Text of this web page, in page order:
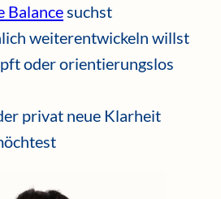
Balance suchst
weiterentwickeln willst
oder orientierungslos
privat neue Klarheit